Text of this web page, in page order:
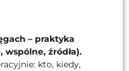
– praktyka
wspólne, źródła).
kto, kiedy,